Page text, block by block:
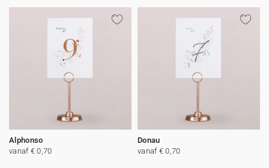
Alphonso
vanaf € 0,70
Donau
vanaf € 0,70